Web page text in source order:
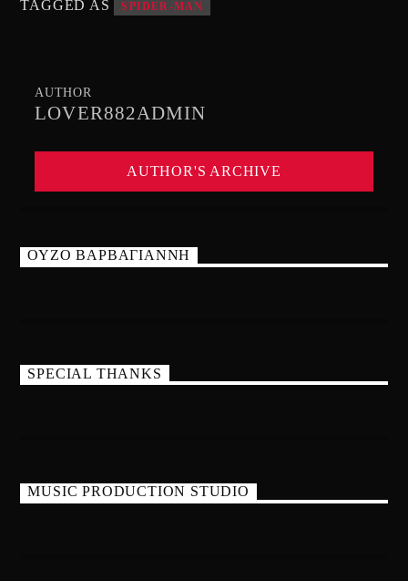
TAGGED AS SPIDER-MAN
AUTHOR
LOVER882ADMIN
AUTHOR'S ARCHIVE
ΟΥΖΟ ΒΑΡΒΑΓΙΑΝΝΗ
SPECIAL THANKS
MUSIC PRODUCTION STUDIO